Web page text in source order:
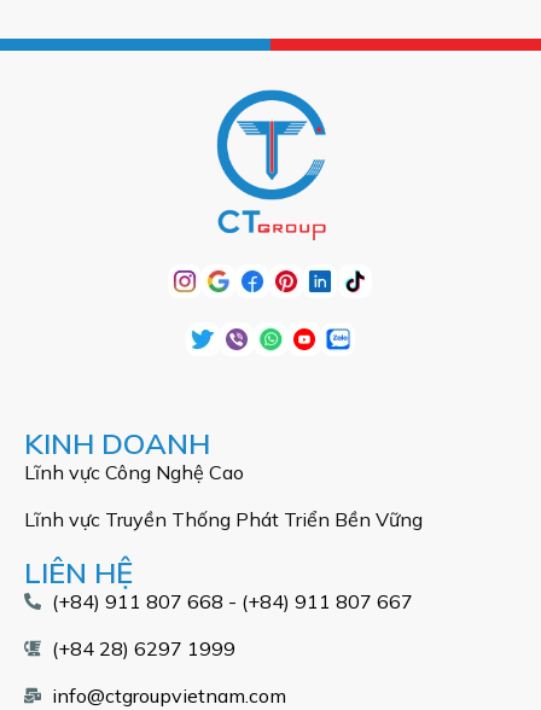
KINH DOANH
Lĩnh vực Công Nghệ Cao
Lĩnh vực Truyền Thống Phát Triển Bền Vững
LIÊN HỆ
(+84) 911 807 668 - (+84) 911 807 667
(+84 28) 6297 1999
info@ctgroupvietnam.com